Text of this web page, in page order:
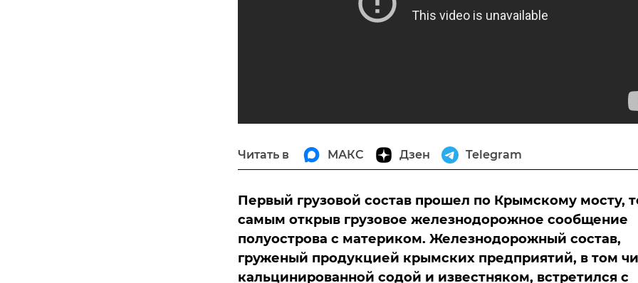
Читать в МАКС Дзен Telegram
Первый грузовой состав прошел по Крымскому мосту,
самым открыв грузовое железнодорожное сообщение
полуострова с материком. Железнодорожный состав,
груженый продукцией крымских предприятий, в том
кальцинированной содой и известняком, встретился с